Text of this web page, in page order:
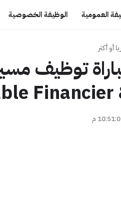
العمومية الوظيفة الخصوصية
أو أكثر
توظيف